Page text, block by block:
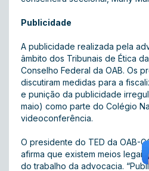
Publicidade
A publicidade realizada pela
âmbito dos Tribunais de Ética
Conselho Federal da OAB. Os
discutiram medidas para a
e punição da publicidade
maio) como parte do Colégio
videoconferência.
O presidente do TED da OAB-
afirma que existem meios
do trabalho da advocacia.